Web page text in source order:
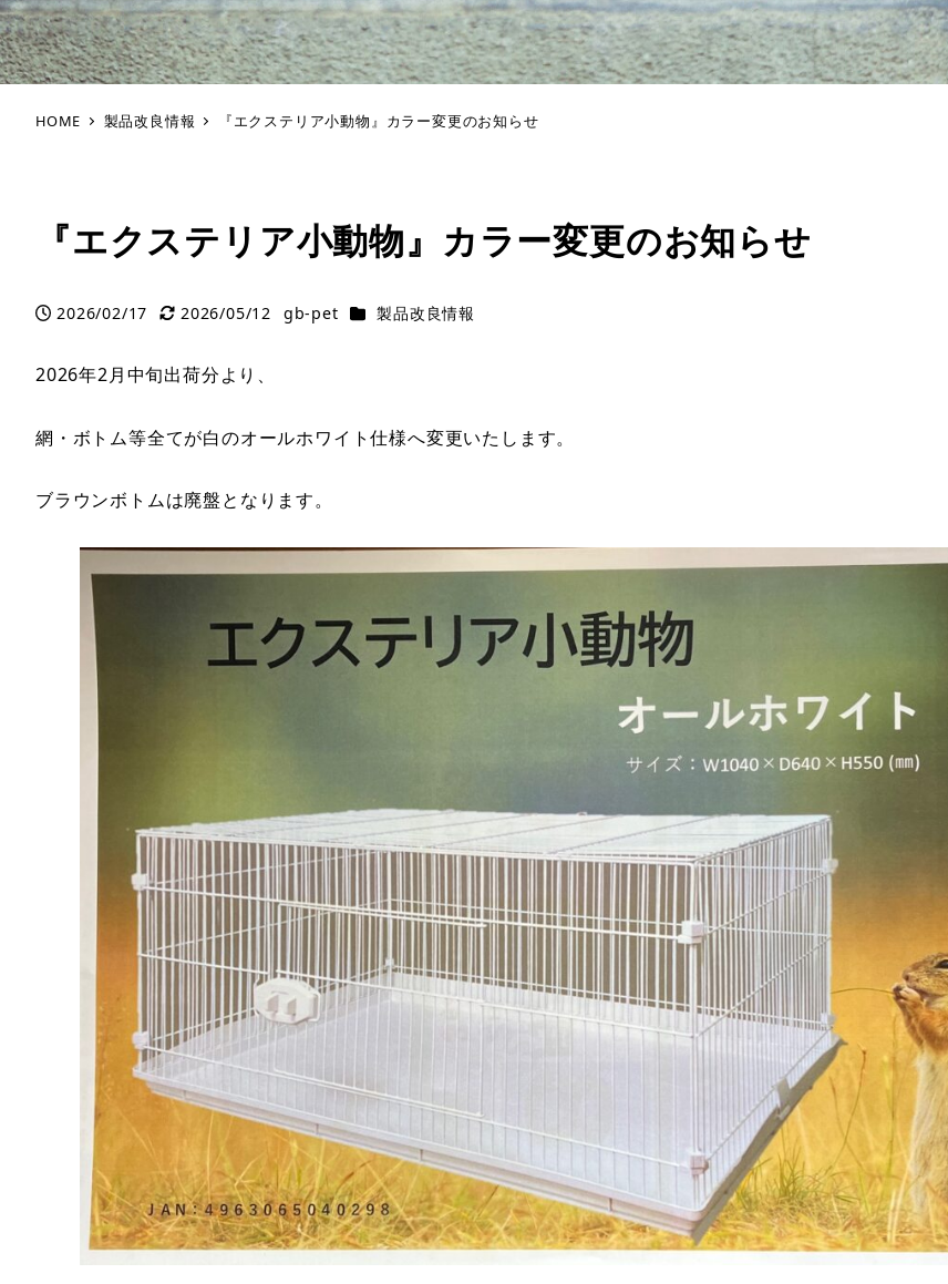
HOME 製品改良情報 『エクステリア小動物』カラー変更のお知らせ
『エクステリア小動物』カラー変更のお知らせ
投稿日
2026/02/17
更新日
2026/05/12
著
gb-pet カテゴリー
製品改良情報
2026年2月中旬出荷分より、
網・ボトム等全てが白のオールホワイト仕様へ変更いたします。
ブラウンボトムは廃盤となります。